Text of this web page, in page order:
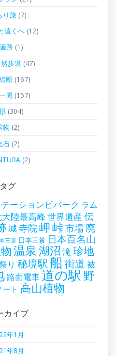
り旅(7)
遠くへ(12)
路 (1)
歩道 (47)
断(167)
周 (157)
(304)
物 (2)
石(2)
(2)
タグ
ーションビバーク ラム
陸最高峰 世界遺産 伝
城寺院岬峠市場 廃
三景 日本三景 日本百名山
温泉湖沼 滝珍地
り 秘境駅 船街道 被
路面電車道の駅 野
ト 高山植物
カイブ
年1月
年8月